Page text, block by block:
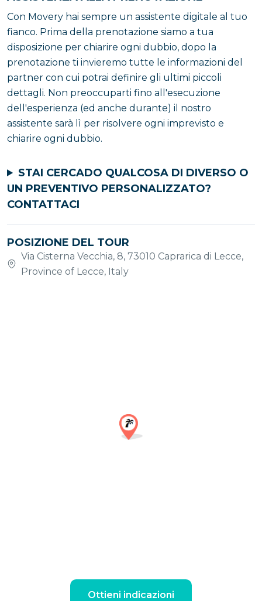
Con Movery hai sempre un assistente digitale al tuo
fianco. Prima della prenotazione siamo a tua
disposizione per chiarire ogni dubbio, dopo la
prenotazione ti invieremo tutte le informazioni del
partner con cui potrai definire gli ultimi piccoli
dettagli. Non preoccuparti fino all'esecuzione
dell'esperienza (ed anche durante) il nostro
assistente sarà lì per risolvere ogni imprevisto e
chiarire ogni dubbio.
STAI CERCADO QUALCOSA DI DIVERSO O
UN PREVENTIVO PERSONALIZZATO?
CONTATTACI
POSIZIONE DEL TOUR
Via Cisterna Vecchia, 8, 73010 Caprarica di Lecce,
Province of Lecce, Italy
Ottieni indicazioni